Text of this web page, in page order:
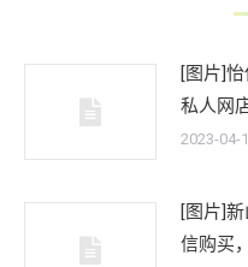
[图片]
私人网
2023-04-
[图片]
信购买